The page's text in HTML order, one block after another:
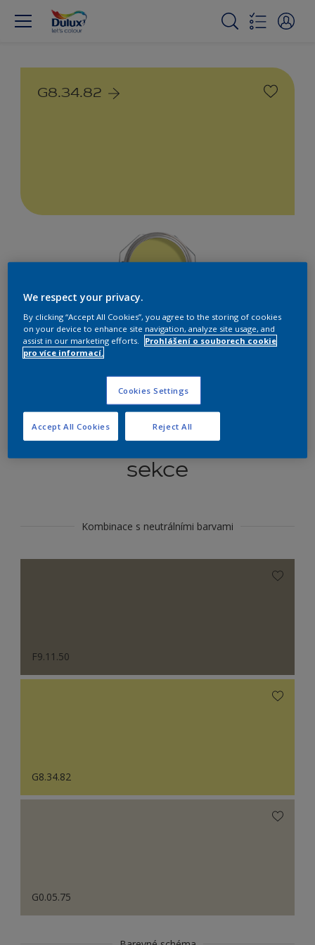
G8.34.82
Najít výrobek v tomto odstínu
Koordinovat barevné
sekce
Kombinace s neutrálními barvami
F9.11.50
G8.34.82
G0.05.75
We respect your privacy.
By clicking “Accept All Cookies”, you agree to the storing of cookies
on your device to enhance site navigation, analyze site usage, and
assist in our marketing efforts.
Prohlášení o souborech cookie
pro více informací.
Cookies Settings
Reject All
Accept All Cookies